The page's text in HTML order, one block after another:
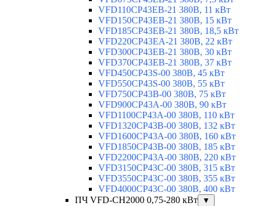
VFD110CP43EB-21 380В, 11 кВт
VFD150CP43EB-21 380В, 15 кВт
VFD185CP43EB-21 380В, 18,5 кВт
VFD220CP43EA-21 380В, 22 кВт
VFD300CP43EB-21 380В, 30 кВт
VFD370CP43EB-21 380В, 37 кВт
VFD450CP43S-00 380В, 45 кВт
VFD550CP43S-00 380В, 55 кВт
VFD750CP43B-00 380В, 75 кВт
VFD900CP43A-00 380В, 90 кВт
VFD1100CP43A-00 380В, 110 кВт
VFD1320CP43B-00 380В, 132 кВт
VFD1600CP43A-00 380В, 160 кВт
VFD1850CP43B-00 380В, 185 кВт
VFD2200CP43A-00 380В, 220 кВт
VFD3150CP43C-00 380В, 315 кВт
VFD3550CP43C-00 380В, 355 кВт
VFD4000CP43C-00 380В, 400 кВт
ПЧ VFD-CH2000 0,75-280 кВт
▼